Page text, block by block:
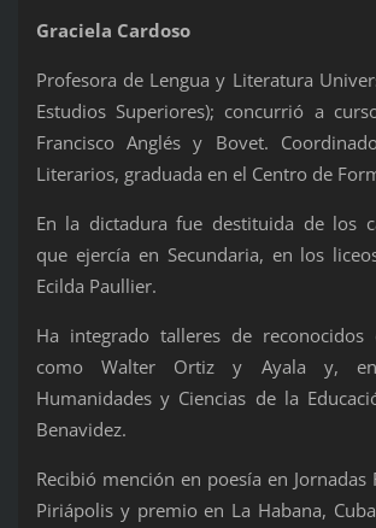
Graciela Cardoso
Profesora de Lengua y Literatura
Estudios Superiores); concurrió a
Francisco Anglés y Bovet.
Literarios, graduada en el Centro de
En la dictadura fue destituida de los
que ejercía en Secundaria, en los
Ecilda Paullier.
Ha integrado talleres de reconocidos
como Walter Ortiz y Ayala y,
Humanidades y Ciencias de la
Benavidez.
Recibió mención en poesía en Jornadas
Piriápolis y premio en La Habana,